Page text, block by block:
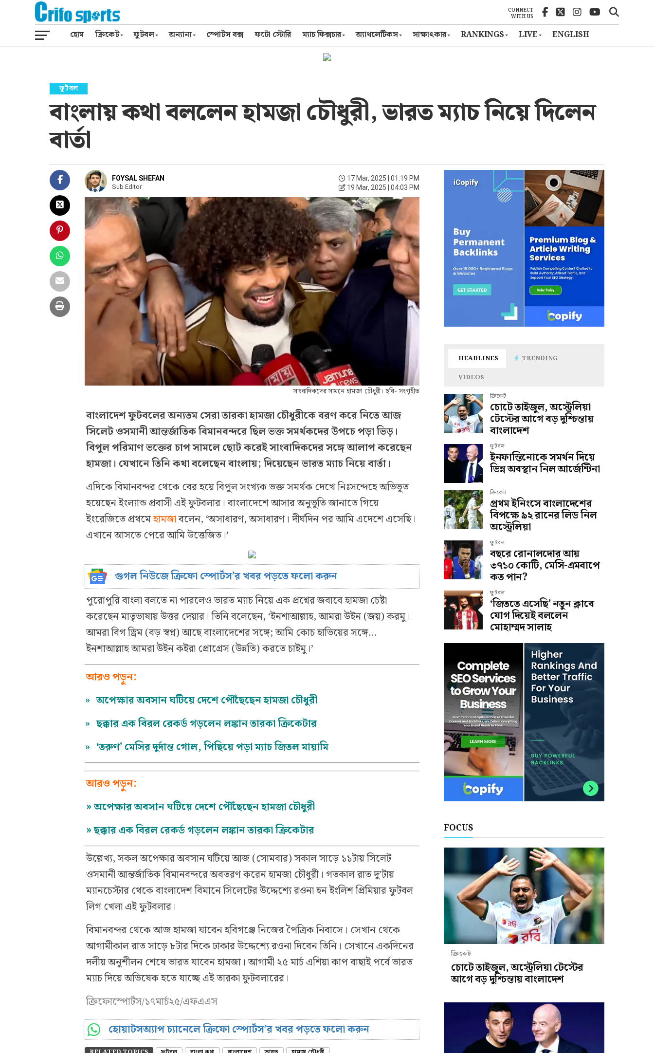
CONNECT
WITH US
হোম ক্রিকেট ফুটবল অন্যান্য স্পোর্টস বক্স ফটো স্টোরি ম্যাচ ফিক্সচার অ্যাথলেটিকস সাক্ষাৎকার RANKINGS LIVE ENGLISH
ফুটবল
বাংলায় কথা বললেন হামজা চৌধুরী, ভারত ম্যাচ নিয়ে দিলেন
বার্তা
FOYSAL SHEFAN
Sub Editor
17 Mar, 2025 | 01:19 PM
19 Mar, 2025 | 04:03 PM
সাংবাদিকদের সামনে হামজা চৌধুরী। ছবি- সংগৃহীত
বাংলাদেশ ফুটবলের অন্যতম সেরা তারকা হামজা চৌধুরীকে বরণ করে নিতে আজ
সিলেট ওসমানী আন্তর্জাতিক বিমানবন্দরে ছিল ভক্ত সমর্থকদের উপচে পড়া ভিড়।
বিপুল পরিমাণ ভক্তের চাপ সামলে ছোট করেই সাংবাদিকদের সঙ্গে আলাপ করেছেন
হামজা। যেখানে তিনি কথা বলেছেন বাংলায়; দিয়েছেন ভারত ম্যাচ নিয়ে বার্তা।
এদিকে বিমানবন্দর থেকে বের হয়ে বিপুল সংখ্যক ভক্ত সমর্থক দেখে নিঃসন্দেহে অভিভূত
হয়েছেন ইংল্যান্ড প্রবাসী এই ফুটবলার। বাংলাদেশে আসার অনুভূতি জানাতে গিয়ে
ইংরেজিতে প্রথমেহামজাবলেন, ‘অসাধারণ, অসাধারণ। দীর্ঘদিন পর আমি এদেশে এসেছি।
এখানে আসতে পেরে আমি উত্তেজিত।’
গুগল নিউজে ক্রিফো স্পোর্টস’র খবর পড়তে ফলো করুন
পুরোপুরি বাংলা বলতে না পারলেও ভারত ম্যাচ নিয়ে এক প্রশ্নের জবাবে হামজা চেষ্টা
করেছেন মাতৃভাষায় উত্তর দেয়ার। তিনি বলেছেন, ‘ইনশাআল্লাহ, আমরা উইন (জয়) করমু।
আমরা বিগ ড্রিম (বড় স্বপ্ন) আছে বাংলাদেশের সঙ্গে; আমি কোচ হাভিয়ের সঙ্গে…
ইনশাআল্লাহ আমরা উইন কইরা প্রোগ্রেস (উন্নতি) করতে চাইমু।’
আরও পড়ুন:
» অপেক্ষার অবসান ঘটিয়ে দেশে পৌঁছেছেন হামজা চৌধুরী
» ছক্কার এক বিরল রেকর্ড গড়লেন লঙ্কান তারকা ক্রিকেটার
» ‘তরুণ’ মেসির দুর্দান্ত গোল, পিছিয়ে পড়া ম্যাচ জিতল মায়ামি
আরও পড়ুন:
»অপেক্ষার অবসান ঘটিয়ে দেশে পৌঁছেছেন হামজা চৌধুরী
»ছক্কার এক বিরল রেকর্ড গড়লেন লঙ্কান তারকা ক্রিকেটার
উল্লেখ্য, সকল অপেক্ষার অবসান ঘটিয়ে আজ (সোমবার) সকাল সাড়ে ১১টায় সিলেট
ওসমানী আন্তর্জাতিক বিমানবন্দরে অবতরণ করেন হামজা চৌধুরী। গতকাল রাত দু’টায়
ম্যানচেস্টার থেকে বাংলাদেশ বিমানে সিলেটের উদ্দেশ্যে রওনা হন ইংলিশ প্রিমিয়ার ফুটবল
লিগ খেলা এই ফুটবলার।
বিমানবন্দর থেকে আজ হামজা যাবেন হবিগঞ্জে নিজের পৈত্রিক নিবাসে। সেখান থেকে
আগামীকাল রাত সাড়ে ৮টার দিকে ঢাকার উদ্দেশ্যে রওনা দিবেন তিনি। সেখানে একদিনের
দলীয় অনুশীলন শেষে ভারত যাবেন হামজা। আগামী ২৫ মার্চ এশিয়া কাপ বাছাই পর্বে ভারত
ম্যাচ দিয়ে অভিষেক হতে যাচ্ছে এই তারকা ফুটবলারের।
ক্রিফোস্পোর্টস/১৭মার্চ২৫/এফএএস
হোয়াটসঅ্যাপ চ্যানেলে ক্রিফো স্পোর্টস’র খবর পড়তে ফলো করুন
HEADLINES
TRENDING
VIDEOS
ক্রিকেট
চোটে তাইজুল, অস্ট্রেলিয়া
টেস্টের আগে বড় দুশ্চিন্তায়
বাংলাদেশ
ফুটবল
ইনফান্তিনোকে সমর্থন দিয়ে
ভিন্ন অবস্থান নিল আর্জেন্টিনা
ক্রিকেট
প্রথম ইনিংসে বাংলাদেশের
বিপক্ষে ৯২ রানের লিড নিল
অস্ট্রেলিয়া
ফুটবল
বছরে রোনালদোর আয়
৩৭১০ কোটি, মেসি-এমবাপে
কত পান?
ফুটবল
‘জিততে এসেছি’ নতুন ক্লাবে
যোগ দিয়েই বললেন
মোহাম্মদ সালাহ
FOCUS
ক্রিকেট
চোটে তাইজুল, অস্ট্রেলিয়া টেস্টের
আগে বড় দুশ্চিন্তায় বাংলাদেশ